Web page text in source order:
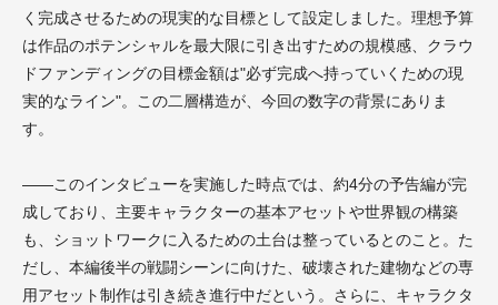
く完成させるための現実的な目標として設定しました。理想予算
は作品のポテンシャルを最大限に引き出すための規模感、クラウ
ドファンディングの目標金額は"必ず完成へ持っていくための現
実的なライン"。この二層構造が、今回の数字の背景にありま
す。
——このインタビューを実施した時点では、約4分の予告編が完
成しており、主要キャラクターの基本アセットや世界観の構築
も、ショットワークに入るための土台は整っているとのこと。た
だし、本編後半の戦闘シーンに向けた、破壊された建物などの専
用アセット制作は引き続き進行中だという。さらに、キャラクタ